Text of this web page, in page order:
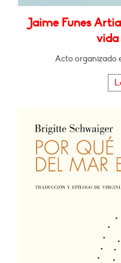
Jaime Funes
vida
Acto organizado